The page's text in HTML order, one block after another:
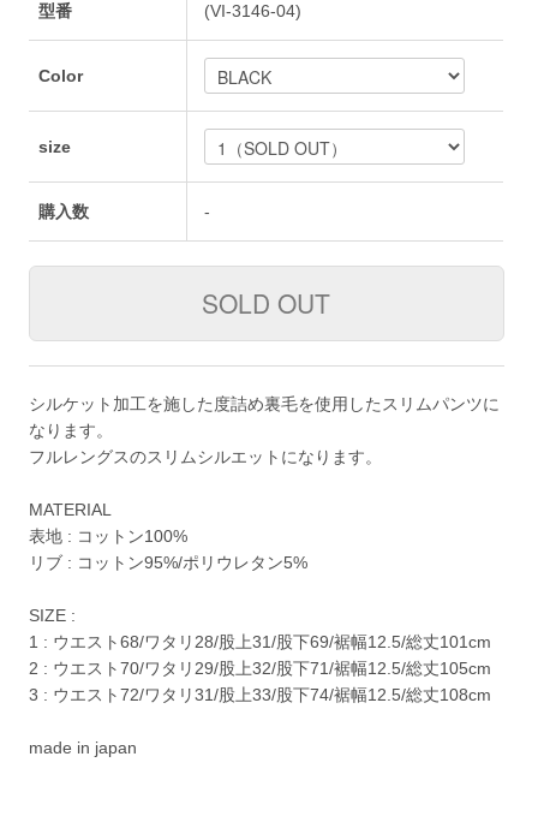
型番 (VI-3146-04)
Color
size
購入数 -
シルケット加工を施した度詰め裏毛を使用したスリムパンツに
なります。
フルレングスのスリムシルエットになります。
MATERIAL
表地 : コットン100%
リブ : コットン95%/ポリウレタン5%
SIZE :
1 : ウエスト68/ワタリ28/股上31/股下69/裾幅12.5/総丈101cm
2 : ウエスト70/ワタリ29/股上32/股下71/裾幅12.5/総丈105cm
3 : ウエスト72/ワタリ31/股上33/股下74/裾幅12.5/総丈108cm
made in japan